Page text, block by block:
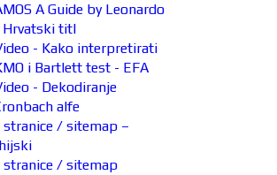
A Guide by Leonardo
Hrvatski titl
- Kako interpretirati
i Bartlett test - EFA
- Dekodiranje
alfe
stranice / sitemap –
stranice / sitemap